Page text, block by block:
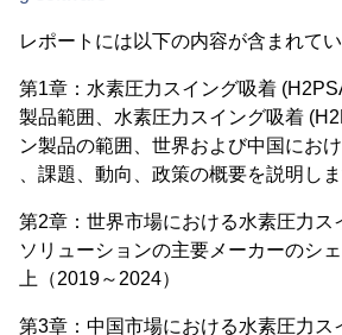
レポートには以下の内容が含まれてい
第1章：水素圧力スイング吸着
製品範囲、水素圧力スイング吸着
ン製品の範囲、世界および中国にお
、課題、動向、政策の概要を説明しま
第2章：世界市場における水素圧力ス
ソリューションの主要メーカーのシ
上（2019～2024）
第3章：中国市場における水素圧力ス